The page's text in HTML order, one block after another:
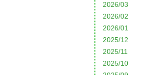
2026/03
2026/02
2026/01
2025/12
2025/11
2025/10